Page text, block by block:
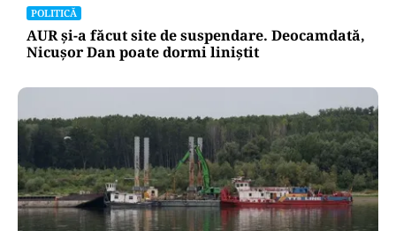
POLITICĂ
AUR și-a făcut site de suspendare. Deocamdată,
Nicușor Dan poate dormi liniștit